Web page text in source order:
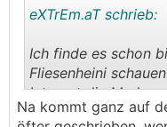
eXTrEm.aT schrieb:
Ich finde es schon
Fliesenheini
Internet die Marke
Irgendwann gibts
Na kommt ganz auf